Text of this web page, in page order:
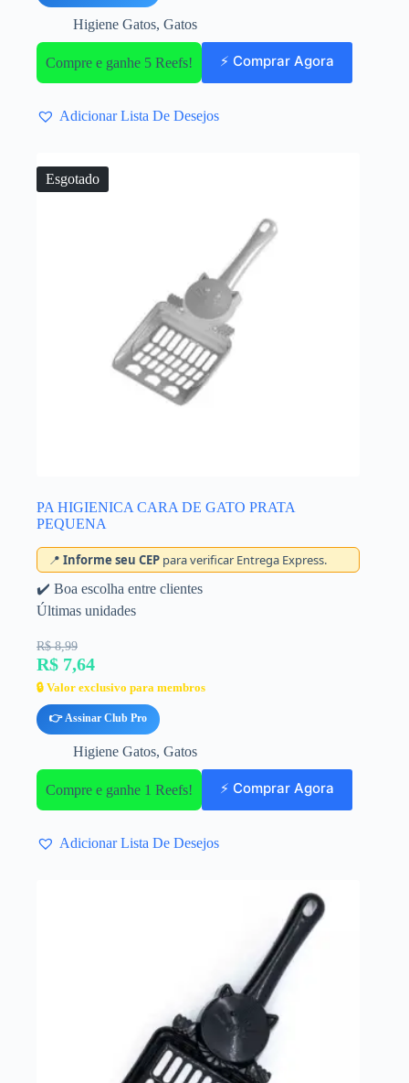
Higiene Gatos, Gatos
Compre e ganhe 5 Reefs! ⚡ Comprar Agora
Adicionar Lista De Desejos
Esgotado
PA HIGIENICA CARA DE GATO PRATA
PEQUENA
📍 Informe seu CEP para verificar Entrega Express.
✔️ Boa escolha entre clientes
Últimas unidades
R$ 8,99
R$ 7,64
🔒 Valor exclusivo para membros
👉 Assinar Club Pro
Higiene Gatos, Gatos
Compre e ganhe 1 Reefs! ⚡ Comprar Agora
Adicionar Lista De Desejos